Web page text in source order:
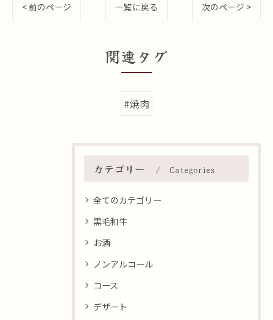
< 前のページ 一覧に戻る 次のページ >
関連タグ
#焼肉
カテゴリー Categories
全てのカテゴリー
黒毛和牛
お酒
ノンアルコール
コース
デザート